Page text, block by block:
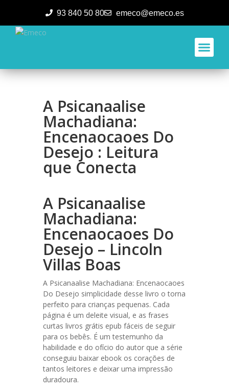
93 840 50 80 emeco@emeco.es
A Psicanaalise
Machadiana:
Encenaocaoes Do
Desejo : Leitura
que Conecta
A Psicanaalise
Machadiana:
Encenaocaoes Do
Desejo – Lincoln
Villas Boas
A Psicanaalise Machadiana: Encenaocaoes
Do Desejo simplicidade desse livro o torna
perfeito para crianças pequenas. Cada
página é um deleite visual, e as frases
curtas livros grátis epub fáceis de seguir
para os bebês. É um testemunho da
habilidade e do ofício do autor que a série
conseguiu baixar ebook os corações de
tantos leitores e deixar uma impressão
duradoura.